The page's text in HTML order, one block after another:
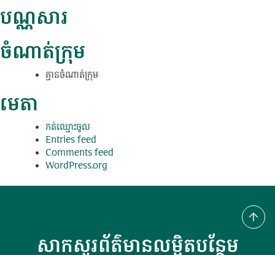
បណ្ណសារ
ចំណាត់ក្រុម
គ្មាន​ចំណាត់​ក្រុម
មេតា
កត់​ឈ្មោះ​ចូល
Entries feed
Comments feed
WordPress.org
សាកសួរព័ត៌មានលម្អិតបន្ថែម